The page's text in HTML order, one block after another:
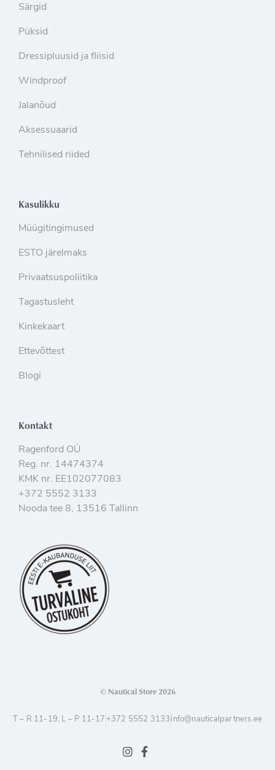
Särgid
Püksid
Dressipluusid ja fliisid
Windproof
Jalanõud
Aksessuaarid
Tehnilised riided
Kasulikku
Müügitingimused
ESTO järelmaks
Privaatsuspoliitika
Tagastusleht
Kinkekaart
Ettevõttest
Blogi
Kontakt
Ragenford OÜ
Reg. nr. 14474374
KMK nr. EE102077083
+372 5552 3133
Nooda tee 8, 13516 Tallinn
© Nautical Store 2026
T – R 11-19, L – P 11-17 +372 5552 3133 info@nauticalpartners.ee